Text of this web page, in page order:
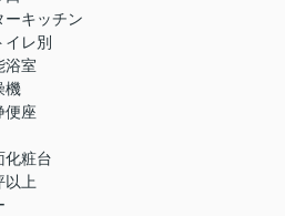
ーキッチン
イレ別
浴室
機
便座
化粧台
以上